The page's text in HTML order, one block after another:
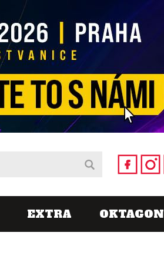
EXTRA OKTAGON